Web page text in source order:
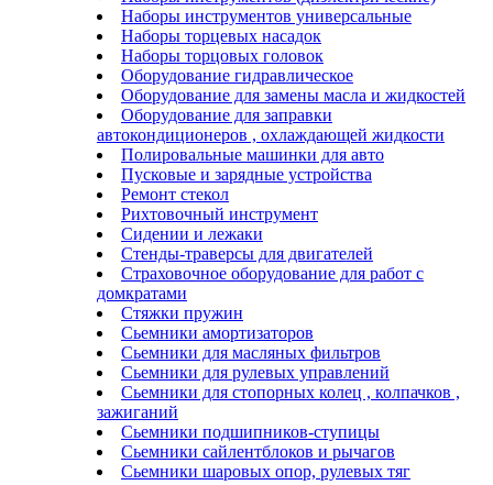
Наборы инструментов универсальные
Наборы торцевых насадок
Наборы торцовых головок
Оборудование гидравлическое
Оборудование для замены масла и жидкостей
Оборудование для заправки
автокондиционеров , охлаждающей жидкости
Полировальные машинки для авто
Пусковые и зарядные устройства
Ремонт стекол
Рихтовочный инструмент
Сидении и лежаки
Стенды-траверсы для двигателей
Страховочное оборудование для работ с
домкратами
Стяжки пружин
Сьемники амортизаторов
Сьемники для масляных фильтров
Сьемники для рулевых управлений
Сьемники для стопорных колец , колпачков ,
зажиганий
Сьемники подшипников-ступицы
Сьемники сайлентблоков и рычагов
Сьемники шаровых опор, рулевых тяг